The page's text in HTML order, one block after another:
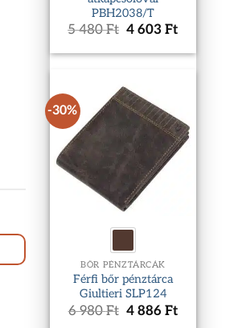
PBH2038/T
5 480Ft Original
was:
480 Ft.
4 603Ft
is:
-30%
BŐR PÉNZTÁRCÁK
Férfi bőr pénztárca
Giultieri SLP124
6 980Ft Original
4 886 FtCurrent